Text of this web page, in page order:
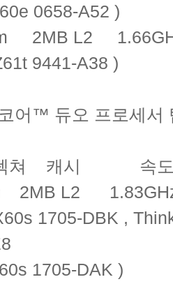
0658-A52 )
2MB L2
9441-A38 )
어™ 듀오 프로세서
쳐 캐시 속도
2MB L2
1705-DBK ,
1705-DAK )